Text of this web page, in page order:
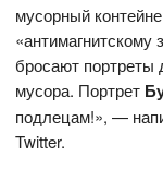
мусорный
«антимагнитскому
бросают портреты
мусора. Портрет
подлецам!», —
Twitter.